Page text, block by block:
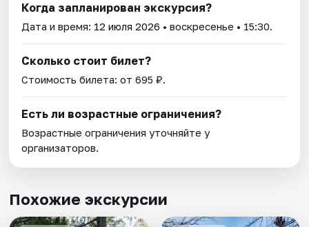
Когда запланирован экскурсия?
Дата и время: 12 июля 2026 • воскресенье • 15:30.
Сколько стоит билет?
Стоимость билета: от 695 ₽.
Есть ли возрастные ограничения?
Возрастные ограничения уточняйте у
организаторов.
Похожие экскурсии